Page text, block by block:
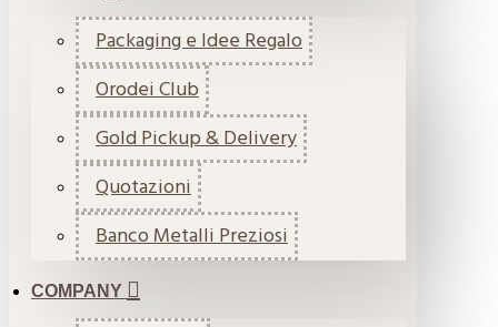
Packaging e Idee Regalo
Orodei Club
Gold Pickup & Delivery
Quotazioni
Banco Metalli Preziosi
COMPANY